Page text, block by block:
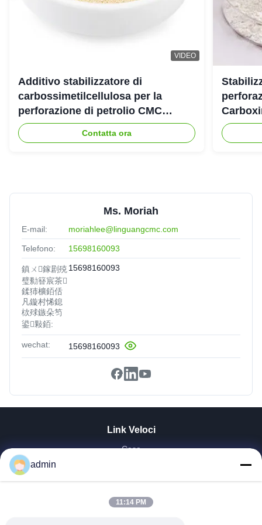
★★★★★
★★★★★
The viscoisty meets our requirement perfectly, and
dissolve quickly, no cake and impurities. Highly
recomended.
VIDEO
Additivo stabilizzatore di
carbossimetilcellulosa per la
perforazione di petrolio CMC
industriale
Contatta ora
Ms. Moriah
E-mail: moriahlee@linguangcmc.com
Telefono: 15698160093
鎮ㄨ鎵剧殑
璧勬簮宸茶
鍒犻櫎銆佸
凡鏇村悕鎴
栨殏鏃朵笉
鍙敤銆:
15698160093
wechat: 15698160093
Link Veloci
Casa
Mostra VR
Fatory Tour
admin
11:14 PM